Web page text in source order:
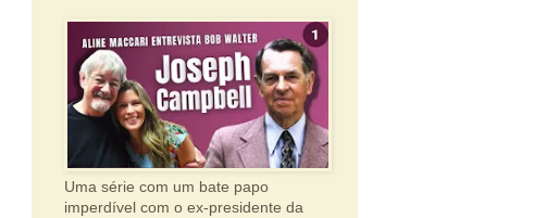
Uma série com um bate papo
imperdível com o ex-presidente da